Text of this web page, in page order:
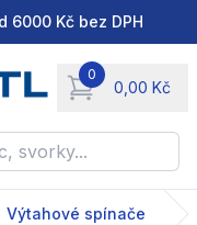
6000 Kč bez DPH
0
0,00 Kč
items in cart,
Výtahové spínače